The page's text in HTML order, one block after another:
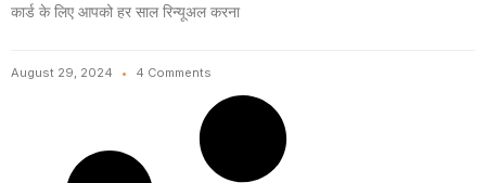
कार्ड के लिए आपको हर साल रिन्यूअल करना
August 29, 2024 4 Comments